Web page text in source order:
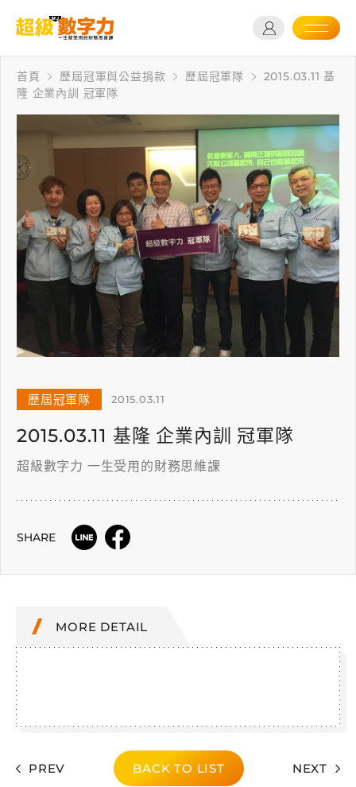
首頁 歷屆冠軍與公益捐款 歷屆冠軍隊
2015.03.11 基
隆 企業內訓 冠軍隊
歷屆冠軍隊 2015.03.11
2015.03.11 基隆 企業內訓 冠軍隊
超級數字力 一生受用的財務思維課
SHARE
MORE DETAIL
PREV BACK TO LIST NEXT